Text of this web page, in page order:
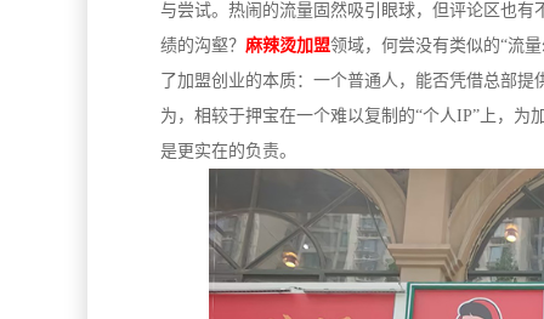
与尝试。热闹的流量固然吸引眼球，但评论区也
绩的沟壑？ 麻辣烫加盟领域，何尝没有类似的“流
了加盟创业的本质：一个普通人，能否凭借总部
为，相较于押宝在一个难以复制的“个人IP”上，
是更实在的负责。